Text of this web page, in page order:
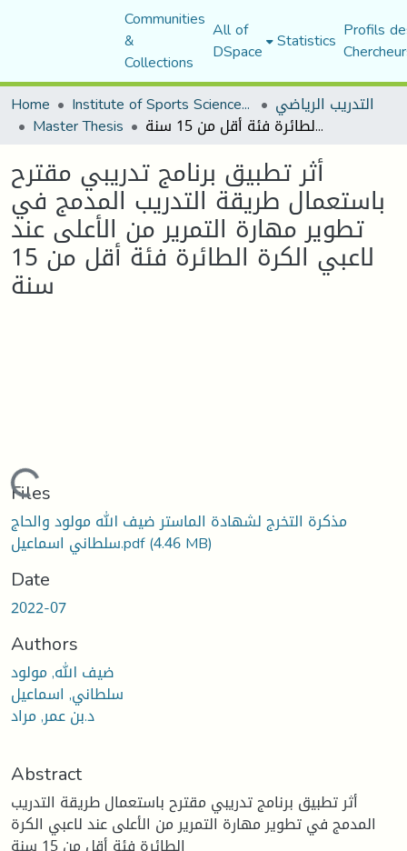
Communities
&
Collections
All of
DSpace Statistics Profils
Home
Institute of Sports Sciences and Techniques التدريب الرياضي
Master Thesis أثر تطبيق برنامج تدريبي مقترح باستعمال طريقة التدريب المدمج في تطوير مهارة التمرير من الأعلى عند لاعبي الكرة الطائرة فئة أقل من 15 سنة
أثر تطبيق برنامج تدريبي مقترح
باستعمال طريقة التدريب المدمج في
تطوير مهارة التمرير من الأعلى عند
لاعبي الكرة الطائرة فئة أقل من 15
سنة
Files
مذكرة التخرج لشهادة الماستر ضيف الله مولود والحاج
سلطاني اسماعيل.pdf(4.46 MB)
Date
2022-07
Authors
ضيف الله, مولود
سلطاني, اسماعيل
د.بن عمر, مراد
Abstract
أثر تطبيق برنامج تدريبي مقترح باستعمال طريقة التدريب
المدمج في تطوير مهارة التمرير من الأعلى عند لاعبي الكرة